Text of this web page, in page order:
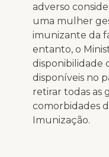
adverso
uma mulher
imunizante da
entanto, o
disponibilidade
disponíveis no
retirar todas as
comorbidades
Imunização.